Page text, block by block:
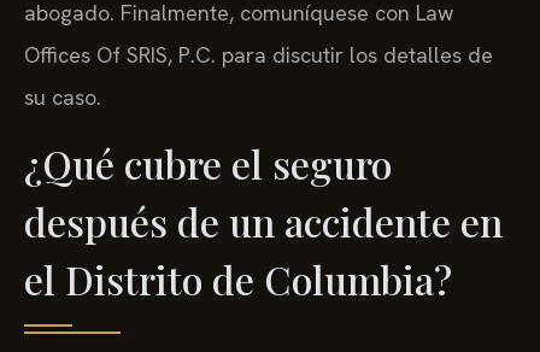
abogado. Finalmente, comuníquese con Law
Offices Of SRIS, P.C. para discutir los detalles de
su caso.
¿Qué cubre el seguro
después de un accidente en
el Distrito de Columbia?